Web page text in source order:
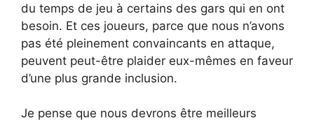
du temps de jeu à certains des gars qui en ont
besoin. Et ces joueurs, parce que nous n’avons
pas été pleinement convaincants en attaque,
peuvent peut-être plaider eux-mêmes en faveur
d’une plus grande inclusion.
Je pense que nous devrons être meilleurs